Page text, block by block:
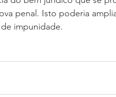
penal. Isto poderia
impunidade.